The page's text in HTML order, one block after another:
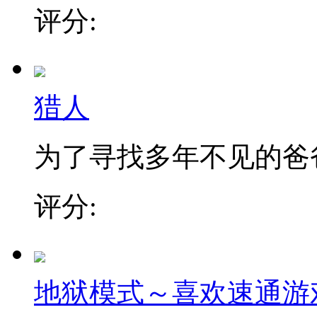
评分:
猎人
为了寻找多年不见的爸
评分:
地狱模式～喜欢速通